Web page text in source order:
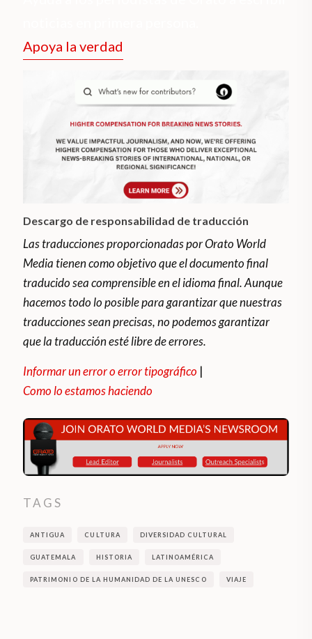
Apoya la verdad
Descargo de responsabilidad de traducción
Las traducciones proporcionadas por Orato World
Media tienen como objetivo que el documento final
traducido sea comprensible en el idioma final. Aunque
hacemos todo lo posible para garantizar que nuestras
traducciones sean precisas, no podemos garantizar
que la traducción esté libre de errores.
Informar un error o error tipográfico |
Como lo estamos haciendo
TAGS
ANTIGUA CULTURA DIVERSIDAD CULTURAL
GUATEMALA HISTORIA LATINOAMÉRICA
PATRIMONIO DE LA HUMANIDAD DE LA UNESCO VIAJE